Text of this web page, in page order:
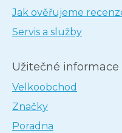
Jak ověřujeme
Servis a služby
Užitečné informace
Velkoobchod
Značky
Poradna